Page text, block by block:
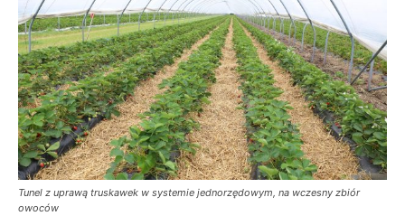
Tunel z uprawą truskawek w systemie jednorzędowym, na wczesny zbiór
owoców